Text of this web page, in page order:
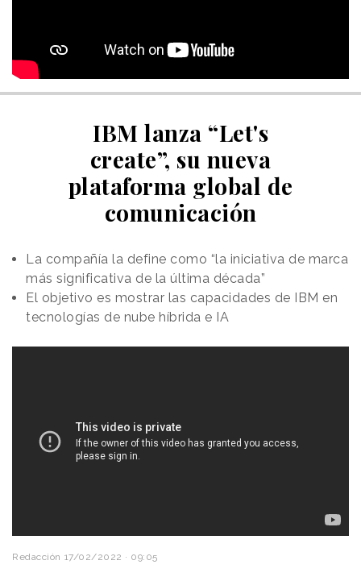
IBM lanza “Let's
create”, su nueva
plataforma global de
comunicación
La compañía la define como “la iniciativa de marca
más significativa de la última década”
El objetivo es mostrar las capacidades de IBM en
tecnologías de nube híbrida e IA
Redacción 17/02/2022 · 09:05